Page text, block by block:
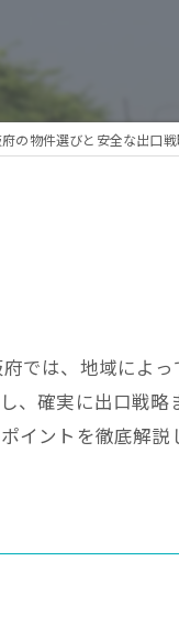
の物件選びと安全な出口
では、地域によっ
、確実に出口戦略
イントを徹底解説